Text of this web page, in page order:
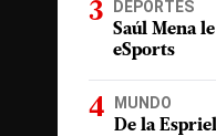
DEPORTES
Saúl Mena
eSports
MUNDO
De la